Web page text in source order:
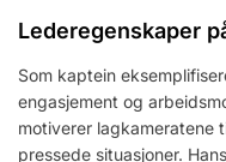
Lederegenskaper
Som kaptein
engasjement og
motiverer lagkameratene
pressede situasjoner.